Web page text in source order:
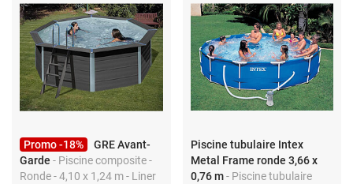
Promo -18%
GRE Avant-
Garde - Piscine composite -
Ronde - 4,10 x 1,24 m - Liner
Piscine tubulaire Intex
Metal Frame ronde 3,66 x
0,76 m - Piscine tubulaire